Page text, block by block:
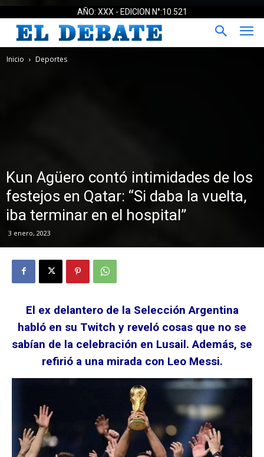
AÑO: XXX - EDICION N°:10.521
Inicio Deportes
Kun Agüero contó intimidades de los
festejos en Qatar: “Si daba la vuelta,
iba terminar en el hospital”
3 enero, 2023
El ex delantero de la Selección Argentina
habló en su Twitch y reveló cosas que no se
sabían de la celebración en Lusail. Además, se
refirió a una mirada con Leo Messi.